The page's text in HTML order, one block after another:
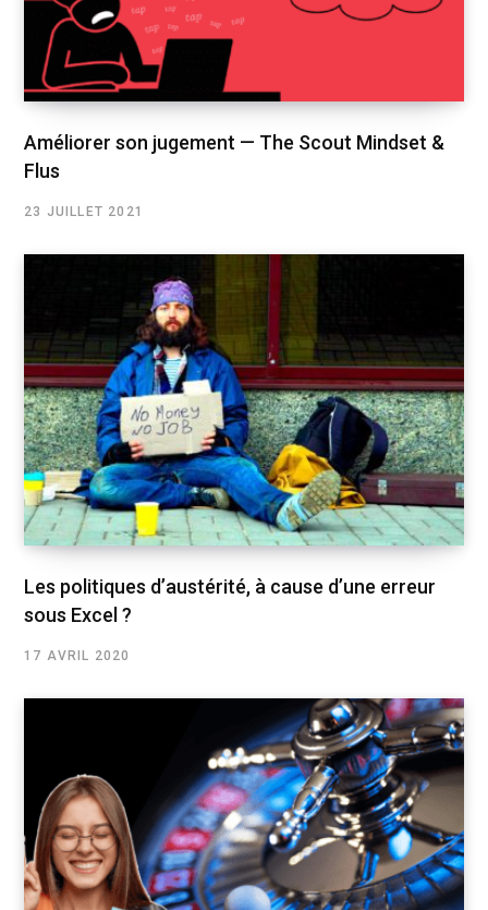
Améliorer son jugement — The Scout Mindset &
Flus
23 JUILLET 2021
Les politiques d’austérité, à cause d’une erreur
sous Excel ?
17 AVRIL 2020